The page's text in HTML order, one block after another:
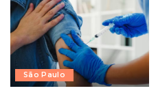
São Paulo